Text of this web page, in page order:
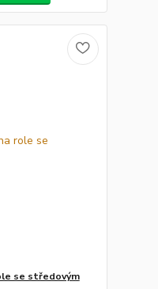
se středovým